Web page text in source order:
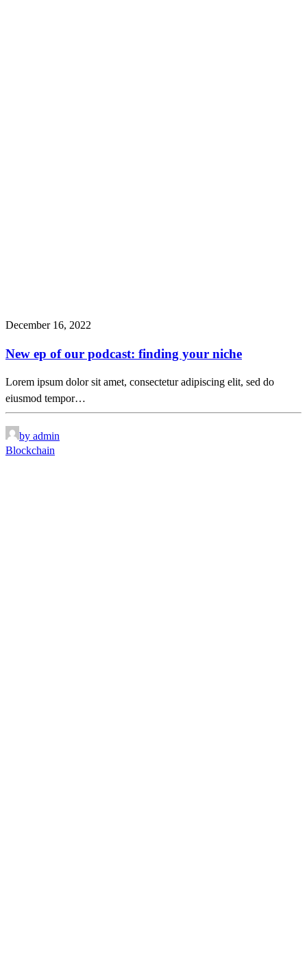
December 16, 2022
New ep of our podcast: finding your niche
Lorem ipsum dolor sit amet, consectetur adipiscing elit, sed do
eiusmod tempor…
by admin
Blockchain